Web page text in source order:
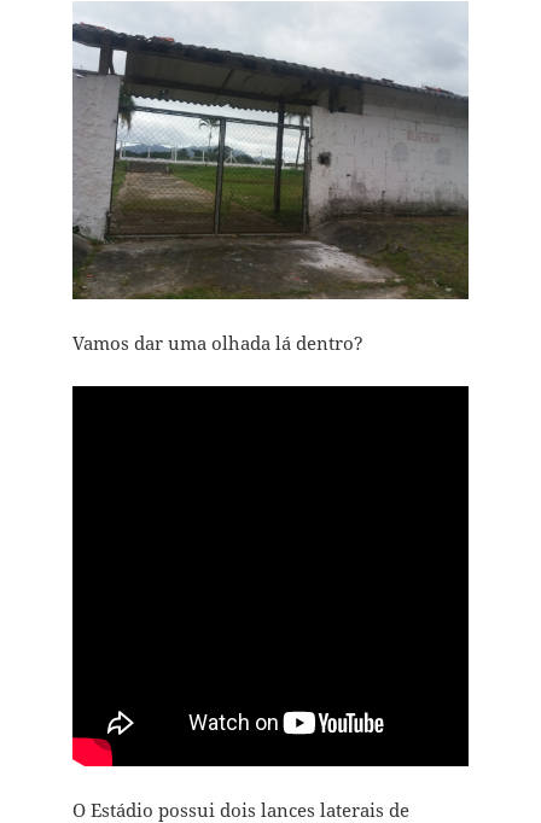
Vamos dar uma olhada lá dentro?
O Estádio possui dois lances laterais de